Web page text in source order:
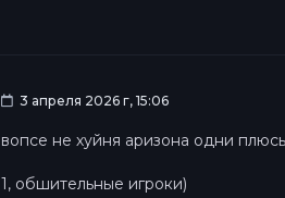
3 апреля 2026 г, 15:06
вопсе не хуйня аризона одни
1, обшительные игроки)